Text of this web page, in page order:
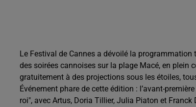
Le Festival de Cannes a dévoilé la
des soirées cannoises sur la plage Macé, en plein
gratuitement à des projections sous les étoiles,
Événement phare de cette édition : l’avant-
roi", avec Artus, Doria Tillier, Julia Piaton et